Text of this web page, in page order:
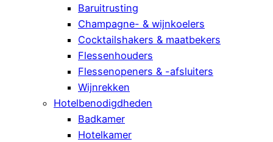
Baruitrusting
Champagne- & wijnkoelers
Cocktailshakers & maatbekers
Flessenhouders
Flessenopeners & -afsluiters
Wijnrekken
Hotelbenodigdheden
Badkamer
Hotelkamer